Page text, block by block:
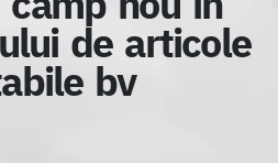
de articole
bv